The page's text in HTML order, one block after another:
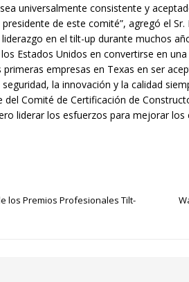
universalmente consistente y
de este comité”, agregó el Sr.
en el tilt-up durante muchos
Estados Unidos en convertirse en una
empresas en Texas en ser
la innovación y la calidad
Comité de Certificación de
liderar los esfuerzos para mejorar los
los Premios Profesionales Tilt-